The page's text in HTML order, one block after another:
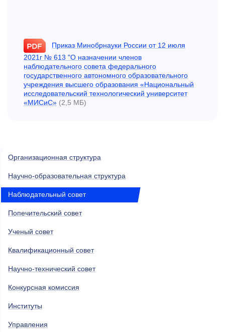
Приказ Минобрнауки России от 12 июля
2021г № 613 "О назначении членов
наблюдательного совета федерального
государственного автономного образовательного
учреждения высшего образования «Национальный
исследовательский технологический университет
«МИСиС» (2,5 МБ)
Организационная структура
Научно-образовательная структура
Наблюдательный совет
Попечительский совет
Ученый совет
Квалификационный совет
Научно-технический совет
Конкурсная комиссия
Институты
Управления